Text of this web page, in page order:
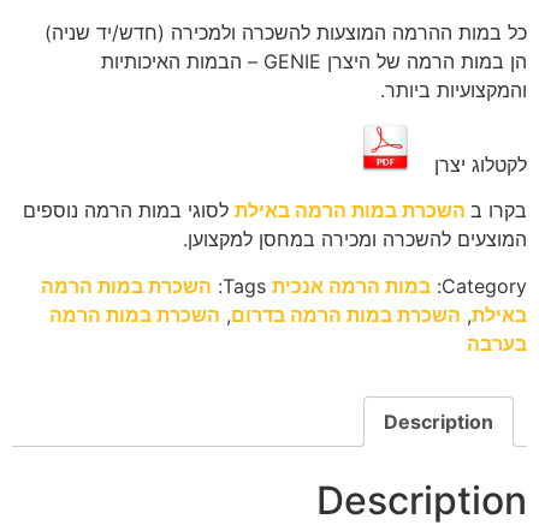
כל במות ההרמה המוצעות להשכרה ולמכירה (חדש/יד שניה)
הן במות הרמה של היצרן GENIE – הבמות האיכותיות
והמקצועיות ביותר.
לקטלוג יצרן
בקרו ב השכרת במות הרמה באילת לסוגי במות הרמה נוספים
המוצעים להשכרה ומכירה במחסן למקצוען.
Category: במות הרמה אנכית Tags: השכרת במות הרמה
באילת, השכרת במות הרמה בדרום, השכרת במות הרמה
בערבה
Description
Description